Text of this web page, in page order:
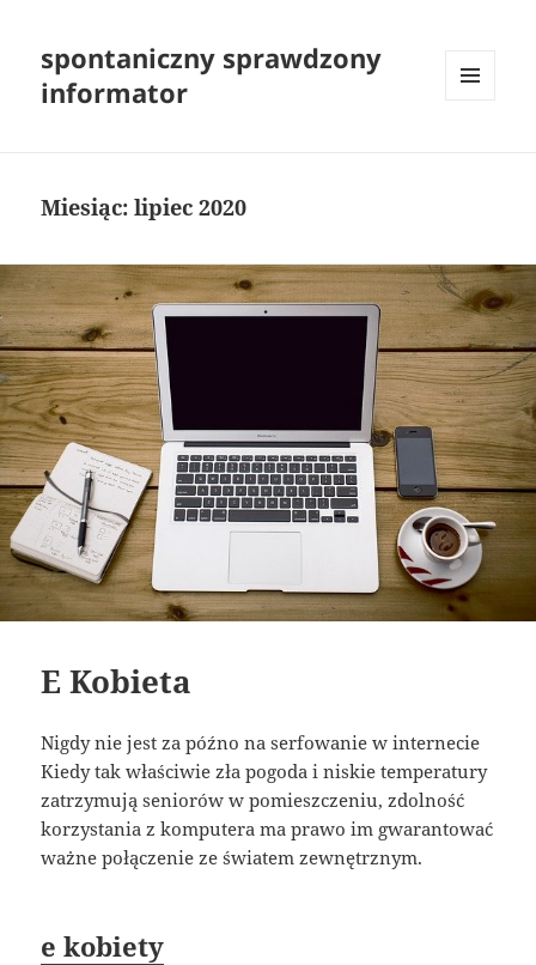
spontaniczny sprawdzony
informator
Miesiąc:lipiec 2020
E Kobieta
Nigdy nie jest za późno na serfowanie w internecie
Kiedy tak właściwie zła pogoda i niskie temperatury
zatrzymują seniorów w pomieszczeniu, zdolność
korzystania z komputera ma prawo im gwarantować
ważne połączenie ze światem zewnętrznym.
e kobiety